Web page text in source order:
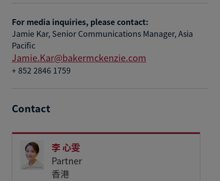
For media inquiries, please contact:
Jamie Kar, Senior Communications Manager, Asia
Pacific
Jamie.Kar@bakermckenzie.com
+ 852 2846 1759
Contact
李 心雯
Partner
香港